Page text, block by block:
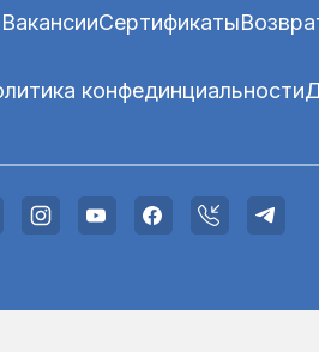
ВакансииСертификаты
конфединциальности